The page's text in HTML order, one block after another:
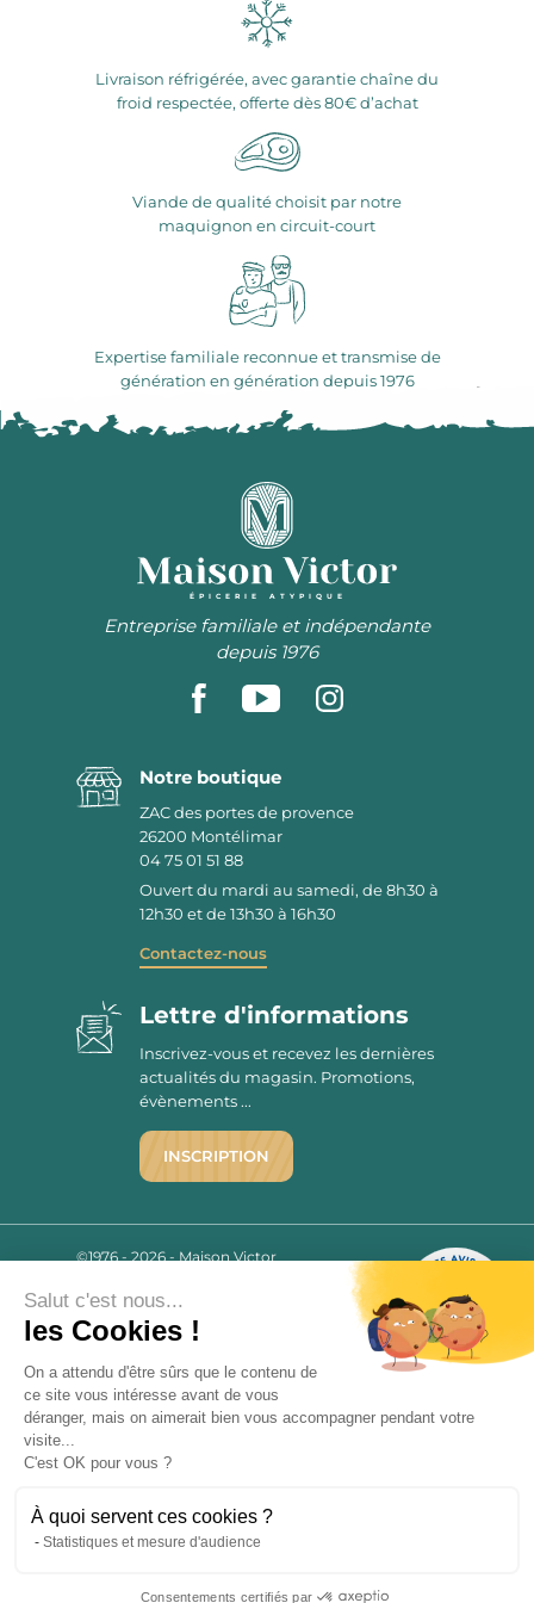
Livraison réfrigérée, avec garantie chaîne du
froid respectée, offerte dès 80€ d’achat
Viande de qualité choisit par notre
maquignon en circuit-court
Expertise familiale reconnue et transmise de
génération en génération depuis 1976
ÉPICERIE ATYPIQUE
Entreprise familiale et indépendante
depuis 1976
Notre boutique
ZAC des portes de provence
26200 Montélimar
04 75 01 51 88
Ouvert du mardi au samedi, de 8h30 à
12h30 et de 13h30 à 16h30
Contactez-nous
2780 AVIS
9.7/10
Lettre d'informations
Inscrivez-vous et recevez les dernières
actualités du magasin. Promotions,
évènements ...
INSCRIPTION
©1976 - 2026 - Maison Victor
Mentions légales
C.G.V.
Politique de confidentialité
FAQ
Livraisons
Salut c'est nous...
les Cookies !
On a attendu d'être sûrs que le contenu de
ce site vous intéresse avant de vous
déranger, mais on aimerait bien vous accompagner pendant votre
visite...
C'est OK pour vous ?
À quoi servent ces cookies ?
Statistiques et mesure d'audience
Consentements certifiés par